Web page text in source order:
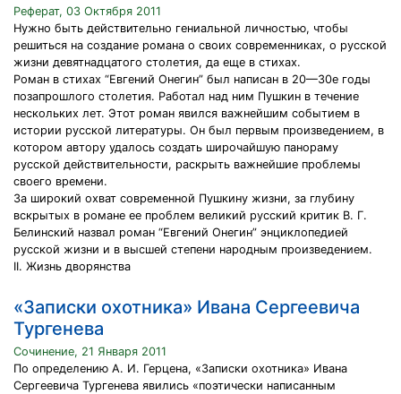
Реферат, 03 Октября 2011
Нужно быть действительно гениальной личностью, чтобы
решиться на создание романа о своих современниках, о русской
жизни девятнадцатого столетия, да еще в стихах.
Роман в стихах “Евгений Онегин” был написан в 20—30е годы
позапрошлого столетия. Работал над ним Пушкин в течение
нескольких лет. Этот роман явился важнейшим событием в
истории русской литературы. Он был первым произведением, в
котором автору удалось создать широчайшую панораму
русской действительности, раскрыть важнейшие проблемы
своего времени.
За широкий охват современной Пушкину жизни, за глубину
вскрытых в романе ее проблем великий русский критик В. Г.
Белинский назвал роман “Евгений Онегин” энциклопедией
русской жизни и в высшей степени народным произведением.
II. Жизнь дворянства
«Записки охотника» Ивана Сергеевича
Тургенева
Сочинение, 21 Января 2011
По определению А. И. Герцена, «Записки охотника» Ивана
Сергеевича Тургенева явились «поэтически написанным